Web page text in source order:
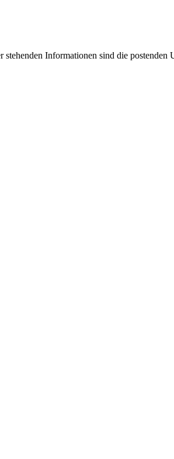
Informationen sind die postenden